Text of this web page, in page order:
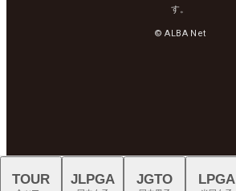
す。
© ALBA Net
TOUR JLPGA JGTO LPGA